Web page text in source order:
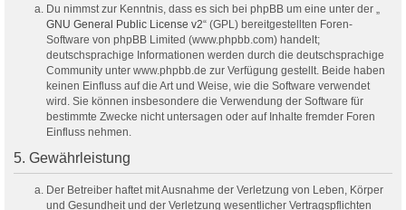
Du nimmst zur Kenntnis, dass es sich bei phpBB um eine unter der „
GNU General Public License v2“ (GPL) bereitgestellten Foren-
Software von phpBB Limited (www.phpbb.com) handelt;
deutschsprachige Informationen werden durch die deutschsprachige
Community unter www.phpbb.de zur Verfügung gestellt. Beide haben
keinen Einfluss auf die Art und Weise, wie die Software verwendet
wird. Sie können insbesondere die Verwendung der Software für
bestimmte Zwecke nicht untersagen oder auf Inhalte fremder Foren
Einfluss nehmen.
5. Gewährleistung
Der Betreiber haftet mit Ausnahme der Verletzung von Leben, Körper
und Gesundheit und der Verletzung wesentlicher Vertragspflichten